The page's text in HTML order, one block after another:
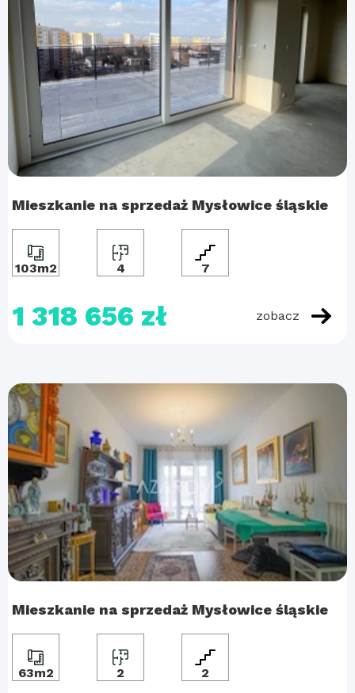
Mieszkanie na sprzedaż Mysłowice śląskie
103m2 4 7
1 318 656 zł zobacz
Mieszkanie na sprzedaż Mysłowice śląskie
63m2 2 2